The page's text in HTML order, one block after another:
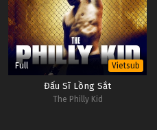
Full Vietsub
Đấu Sĩ Lồng Sắt
The Philly Kid